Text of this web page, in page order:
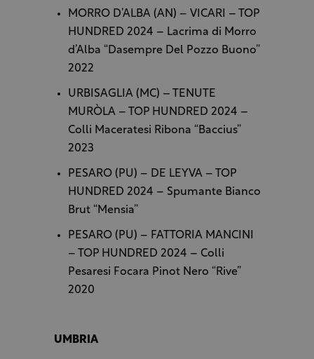
MORRO D’ALBA (AN) – VICARI – TOP
HUNDRED 2024 – Lacrima di Morro
d’Alba “Dasempre Del Pozzo Buono”
2022
URBISAGLIA (MC) – TENUTE
MURÒLA – TOP HUNDRED 2024 –
Colli Maceratesi Ribona “Baccius”
2023
PESARO (PU) – DE LEYVA – TOP
HUNDRED 2024 – Spumante Bianco
Brut “Mensia”
PESARO (PU) – FATTORIA MANCINI
– TOP HUNDRED 2024 – Colli
Pesaresi Focara Pinot Nero “Rive”
2020
UMBRIA